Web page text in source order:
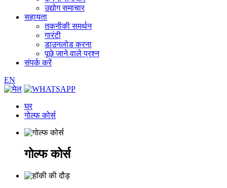
उद्योग समाचार
सहायता
तकनीकी समर्थन
गारंटी
डाउनलोड करना
पूछे जाने वाले प्रश्न
संपर्क करें
EN
घर
गोल्फ कोर्स
गोल्फ कोर्स